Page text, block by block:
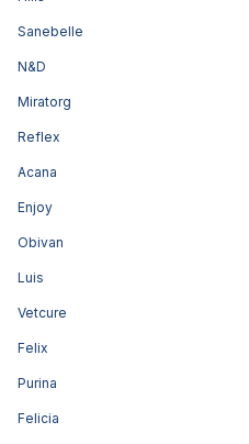
Sanebelle
N&D
Miratorg
Reflex
Acana
Enjoy
Obivan
Luis
Vetcure
Felix
Purina
Felicia